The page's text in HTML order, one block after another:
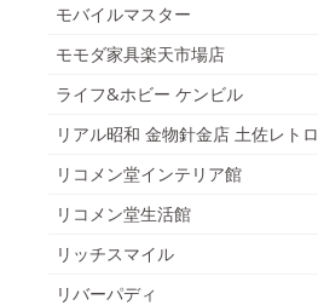
モバイルマスター
モモダ家具楽天市場店
ライフ&ホビー ケンビル
リアル昭和 金物針金店 土佐レトロ
リコメン堂インテリア館
リコメン堂生活館
リッチスマイル
リバーパディ